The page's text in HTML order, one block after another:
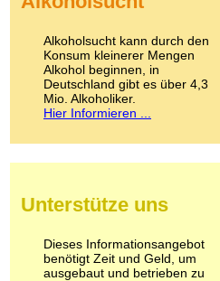
LSD
Marihuana
Medikamente
Meskalin
Metamphetamin
Methadon
Pilze
Psychopharmaka
Schlafmittel
Schmerzmittel
Alkoholsucht kann durch den
Konsum kleinerer Mengen
Alkohol beginnen, in
Deutschland gibt es über 4,3
Mio. Alkoholiker.
Hier Informieren ...
Unterstütze uns
Dieses Informationsangebot
benötigt Zeit und Geld, um
ausgebaut und betrieben zu